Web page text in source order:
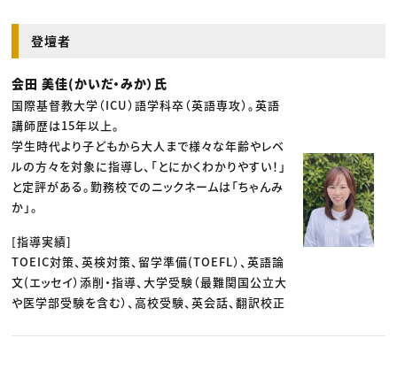
登壇者
会田 美佳(かいだ・みか）氏
国際基督教大学（ICU）語学科卒（英語専攻）。英語
講師歴は15年以上。
学生時代より子どもから大人まで様々な年齢やレベ
ルの方々を対象に指導し、「とにかくわかりやすい！」
と定評がある。勤務校でのニックネームは「ちゃんみ
か」。
[指導実績]
TOEIC対策、英検対策、留学準備(TOEFL）、英語論
文(エッセイ）添削・指導、大学受験（最難関国公立大
や医学部受験を含む）、高校受験、英会話、翻訳校正